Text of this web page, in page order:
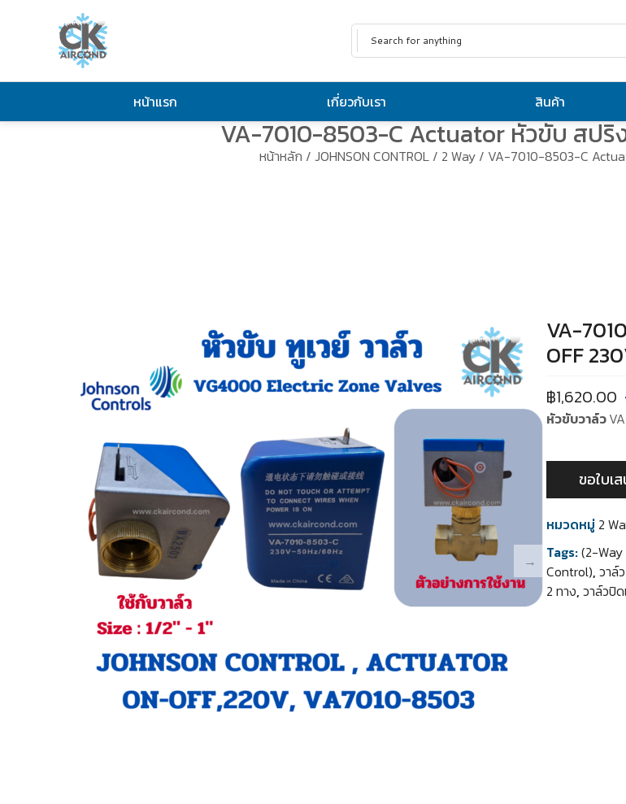
หน้าแรก เกี่ยวกับเรา สินค้า
VA-7010-8503-C Actuator หัวขับ สปริ
หน้าหลัก / JOHNSON CONTROL/ 2 Way/ VA-7010-8503-C
VA-
OFF
฿1,620.00
หัวขับวาล์ว
ขอใบเ
หมวดหมู่ 2
Tags:(2-Way
Control), วาล์
2 ทาง, วาล์วปิ